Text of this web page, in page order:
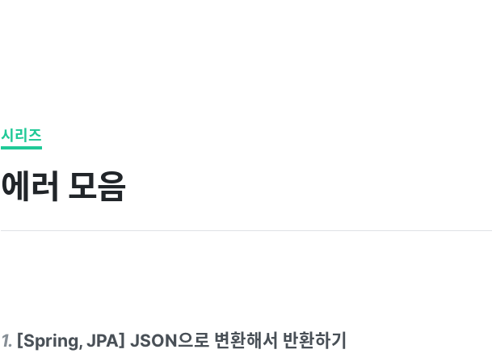
시리즈
에러 모음
1. [Spring, JPA] JSON으로 변환해서 반환하기